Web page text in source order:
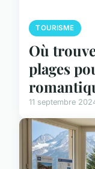
TOURISME
Où
plages
11 septembre